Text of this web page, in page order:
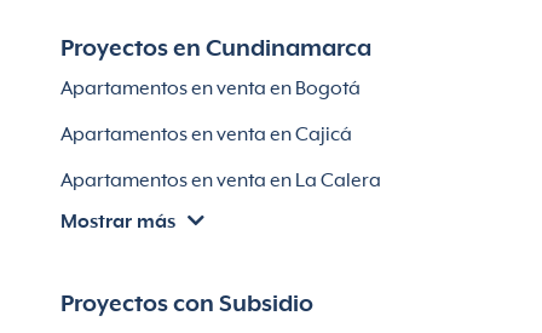
Apartamentos en venta en Soledad
Proyectos en Cundinamarca
Apartamentos en venta en Bogotá
Apartamentos en venta en Cajicá
Apartamentos en venta en La Calera
Apartamentos en venta en Chía
Casas en Cajicá
Mostrar más
Proyectos con Subsidio